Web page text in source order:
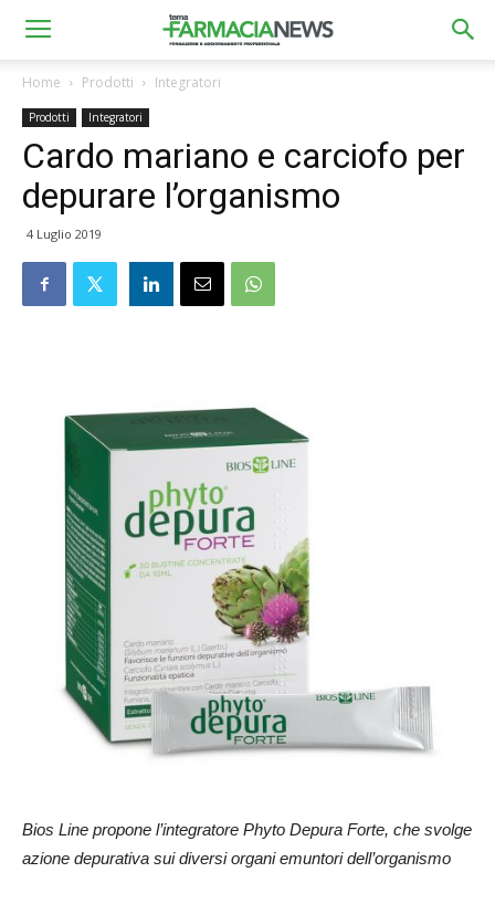
Home Prodotti Integratori
Prodotti Integratori
Cardo mariano e carciofo per
depurare l’organismo
4 Luglio 2019
Bios Line propone l’integratore Phyto Depura Forte, che svolge
azione depurativa sui diversi organi emuntori dell’organismo